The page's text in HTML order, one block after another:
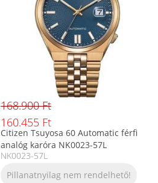
168.900 Ft
160.455 Ft
Citizen Tsuyosa 60 Automatic férfi
analóg karóra NK0023-57L
NK0023-57L
Pillanatnyilag nem rendelhető!